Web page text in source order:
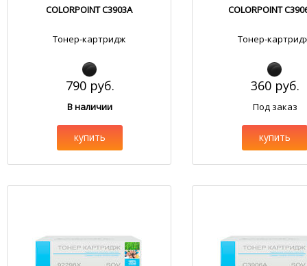
COLORPOINT C3903A
Тонер-картридж
790 руб.
В наличии
купить
COLORPOINT
Тонер-
360 руб.
Под заказ
купить